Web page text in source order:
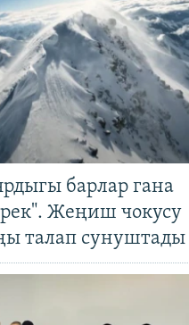
барлар гана
Жеңиш чокусу
талап сунуштады